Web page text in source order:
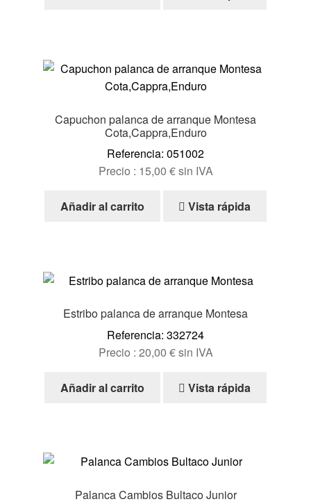
Capuchon palanca de arranque Montesa
Cota,Cappra,Enduro
Referencia: 051002
Precio : 15,00 €sin IVA
Añadir al carrito Vista rápida
Estribo palanca de arranque Montesa
Referencia: 332724
Precio : 20,00 €sin IVA
Añadir al carrito Vista rápida
Palanca Cambios Bultaco Junior